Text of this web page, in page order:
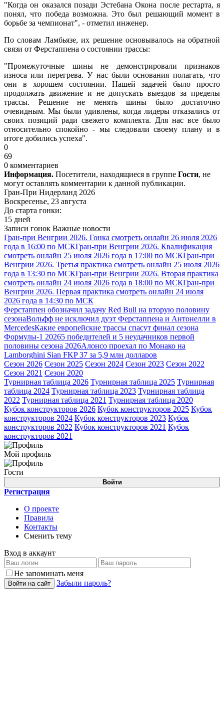
"Когда он оказался позади Эстебана Окона после рестарта, я
понял, что победа возможна. Это был решающий момент в
борьбе за чемпионат", - отметил инженер.
По словам Ламбьязе, их решение основывалось на обратной
связи от Ферстаппена о состоянии трассы:
"Промежуточные шины не демонстрировали признаков
износа или перегрева. У нас были основания полагать, что
они в хорошем состоянии. Нашей задачей было просто
продолжать движение и не допускать выездов за пределы
трассы. Решение не менять шины было достаточно
очевидным. Мы были удивлены, когда лидеры отказались от
своих позиций ради свежего комплекта. Для нас все было
относительно спокойно - мы следовали своему плану и в
итоге добились успеха".
0
69
0 комментариев
Информация. Посетители, находящиеся в группе Гости, не
могут оставлять комментарии к данной публикации.
Гран-При Нидерланд 2026
Воскресенье, 23 августа
До старта гонки:
15 дней
Записи гонок Важные новости
Гран-при Венгрии 2026. Гонка смотреть онлайн 26 июля 2026
года в 16:00 по МСКГран-при Венгрии 2026. Квалификация
смотреть онлайн 25 июля 2026 года в 17:00 по МСКГран-при
Венгрии 2026. Третья практика смотреть онлайн 25 июля 2026
года в 13:30 по МСКГран-при Венгрии 2026. Вторая практика
смотреть онлайн 24 июля 2026 года в 18:00 по МСКГран-при
Венгрии 2026. Первая практика смотреть онлайн 24 июля
2026 года в 14:30 по МСК
Ферстаппен обозначил задачу Red Bull на вторую половину
сезонаВольфф не исключил дуэт Ферстаппена и Антонелли в
MercedesКакие европейские трассы спасут финал сезона
Формулы-1 20265 победителей и 5 неудачников первой
половины сезона 2026Алонсо проехал по Монако на
Lamborghini Sian FKP 37 за 5,9 млн долларов
Сезон 2026 Сезон 2025 Сезон 2024 Сезон 2023 Сезон 2022
Сезон 2021 Сезон 2020
Турнирная таблица 2026 Турнирная таблица 2025 Турнирная
таблица 2024 Турнирная таблица 2023 Турнирная таблица
2022 Турнирная таблица 2021 Турнирная таблица 2020
Кубок конструкторов 2026 Кубок конструкторов 2025 Кубок
конструкторов 2024 Кубок конструкторов 2023 Кубок
конструкторов 2022 Кубок конструкторов 2021 Кубок
конструкторов 2021
Мой профиль
Гости
Войти
Регистрация
О проекте
Правила
Контакты
Сменить тему
Вход в аккаунт
Не запоминать меня
Войти на сайт Забыли пароль?